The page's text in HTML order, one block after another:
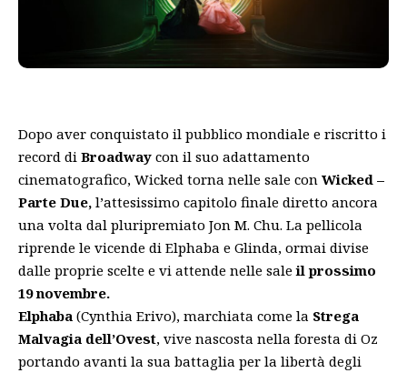
Dopo aver conquistato il pubblico mondiale e riscritto i
record di Broadway con il suo adattamento
cinematografico, Wicked torna nelle sale con Wicked –
Parte Due, l’attesissimo capitolo finale diretto ancora
una volta dal pluripremiato Jon M. Chu. La pellicola
riprende le vicende di Elphaba e Glinda, ormai divise
dalle proprie scelte e vi attende nelle saleil prossimo
19 novembre.
Elphaba (Cynthia Erivo), marchiata come la Strega
Malvagia dell’Ovest, vive nascosta nella foresta di Oz
portando avanti la sua battaglia per la libertà degli